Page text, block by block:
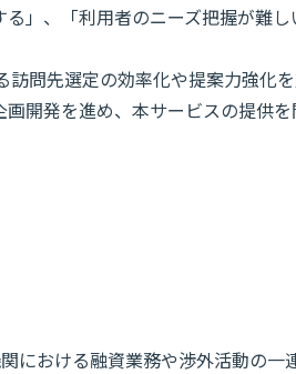
」、「利用者のニーズ把握が難
問先選定の効率化や提案力強化
開発を進め、本サービスの提供を
における融資業務や渉外活動の一